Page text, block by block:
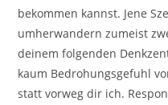
bekommen kannst. Jene
umherwandern zumeist
deinem folgenden
kaum Bedrohungsgefuhl
statt vorweg dir ich.